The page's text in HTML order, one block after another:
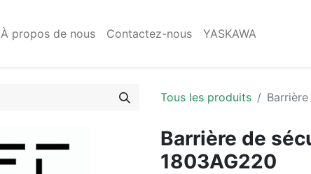
À propos de nous Contactez-nous YASKAWA
Tous les produits
Barrière de
1803AG220